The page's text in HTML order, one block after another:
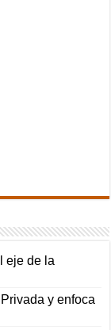
eje de la
y enfoca